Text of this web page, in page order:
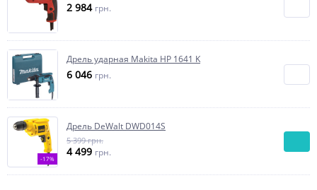
2 984 грн.
Дрель ударная Makita HP 1641 K
6 046 грн.
-17%
Дрель DeWalt DWD014S
5 399 грн.
4 499 грн.